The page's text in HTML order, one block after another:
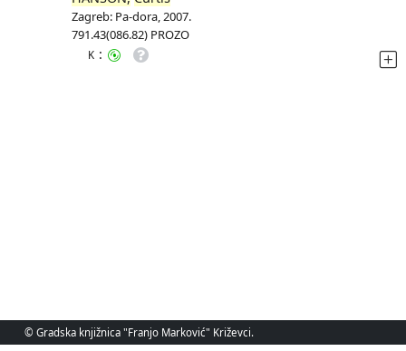
Zagreb: Pa-dora, 2007.
791.43(086.82) PROZO
K :
© Gradska knjižnica "Franjo Marković" Križevci.